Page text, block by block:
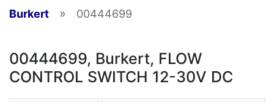
Burkert » 00444699
00444699, Burkert, FLOW
CONTROL SWITCH 12-30V DC